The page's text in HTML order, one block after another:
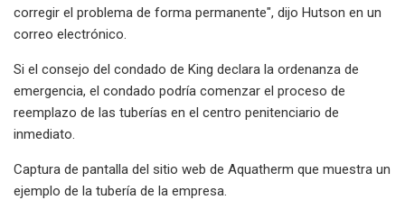
corregir el problema de forma permanente", dijo Hutson en un
correo electrónico.
Si el consejo del condado de King declara la ordenanza de
emergencia, el condado podría comenzar el proceso de
reemplazo de las tuberías en el centro penitenciario de
inmediato.
Captura de pantalla del sitio web de Aquatherm que muestra un
ejemplo de la tubería de la empresa.